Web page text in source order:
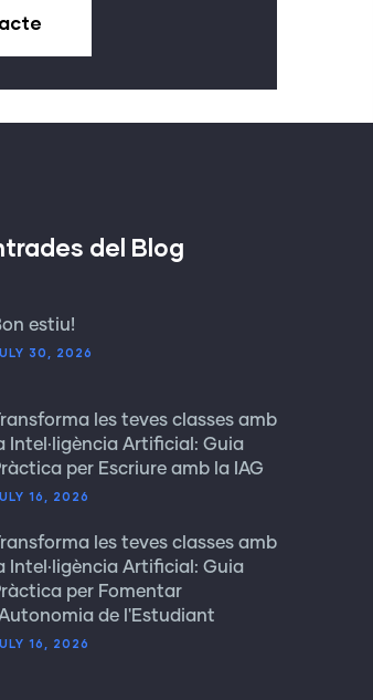
del Blog
estiu!
30, 2026
les teves classes amb
Intel·ligència Artificial: Guia
per Escriure amb la IAG
16, 2026
les teves classes amb
Intel·ligència Artificial: Guia
per Fomentar
de l'Estudiant
16, 2026